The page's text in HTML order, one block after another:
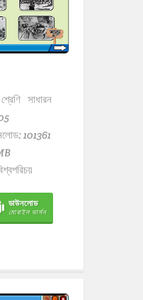
সাধারন
101361
ডাউনলোড
মোবাইল ভার্সন